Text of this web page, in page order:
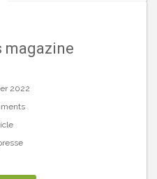
magazine
2022